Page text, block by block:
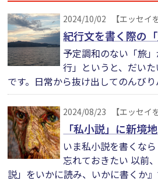
2024/10/02 【エッセイ
紀行文を書く際の「
予定調和のない「旅
行」というと、だい
です。日常から抜け出してのんびり
2024/08/23 【エッセイ
「私小説」に新
いま私小説を書くな
忘れておきたい 以前
説」をいかに読み、いかに書くか